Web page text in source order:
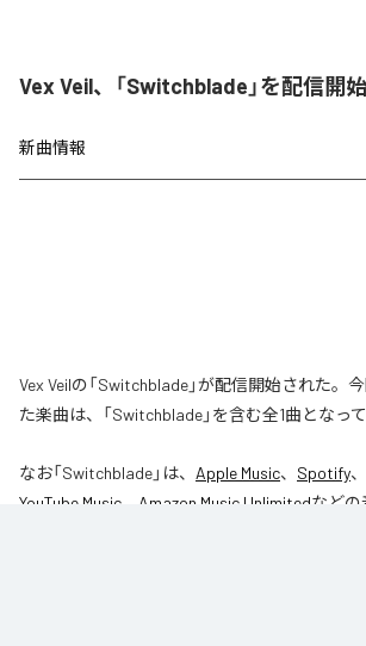
Vex Veil、「Switchblade」を配信開始
新曲情報
Vex Veilの「Switchblade」が配信開始された。
た楽曲は、「Switchblade」を含む全1曲となって
なお「Switchblade」は、 Apple Music、 Spotify、
YouTube Music
Amazon Music Unlimitedなどの